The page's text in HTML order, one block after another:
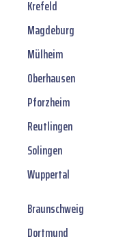
Krefeld
Magdeburg
Mülheim
Oberhausen
Pforzheim
Reutlingen
Solingen
Wuppertal
Braunschweig
Dortmund